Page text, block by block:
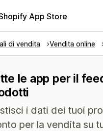
App Store
di vendita Vendita online
le app per il
i dati dei tuoi
per la vendita su